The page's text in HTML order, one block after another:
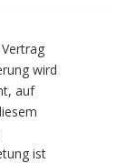
wird
auf
ist